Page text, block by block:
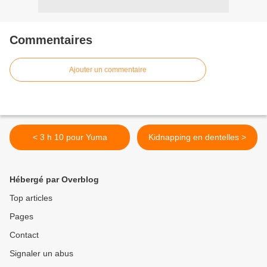
Commentaires
Ajouter un commentaire
< 3 h 10 pour Yuma Kidnapping en dentelles >
Hébergé par Overblog
Top articles
Pages
Contact
Signaler un abus